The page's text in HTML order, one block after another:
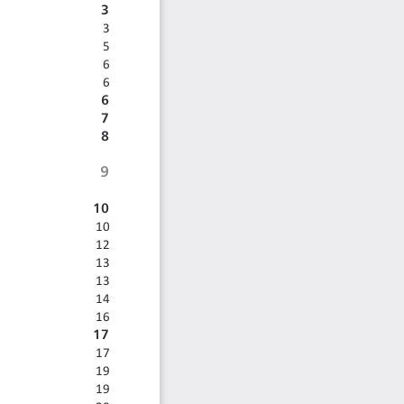
3
3
5
6
6
6
7
8
9
10
10
12
13
13
14
16
17
17
19
19